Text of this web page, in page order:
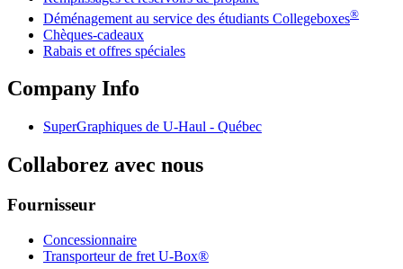
Déménagement au service des étudiants Collegeboxes®
Chèques-cadeaux
Rabais et offres spéciales
Company Info
SuperGraphiques de U-Haul - Québec
Collaborez avec nous
Fournisseur
Concessionnaire
Transporteur de fret U-Box®